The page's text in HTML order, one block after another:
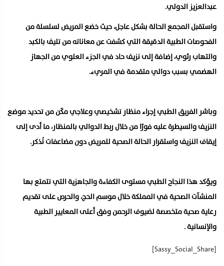
عبدالعزيز الدولي.
واستقبل المجمع الحالة بشكل عاجل، حيث خضع المريض لسلسلة من
الفحوصات الطبية الدقيقة التي كشفت عن معاناته من تليف بالكبد
والتهاب رئوي، إضافة إلى نزيف حاد في الجزء العلوي من الجهاز
الهضمي بسبب دوالي متقدمة في المريء.
وباشر الفريق الطبي إجراء منظار تشخيصي وعلاجي مكّن من تحديد موضع
النزيف والسيطرة عليه فورًا من خلال ربط الدوالي بالمنظار، ما أدى إلى
إيقاف النزيف واستقرار الحالة الصحية للمريض دون مضاعفات تُذكر.
ويؤكد هذا النجاح الطبي مستوى الكفاءة والجاهزية التي تتمتع بها
المنشآت الصحية في المملكة خلال موسم الحج، والحرص على تقديم
رعاية صحية متخصصة لضيوف الرحمن وفق أعلى المعايير الطبية
والإنسانية .
[Sassy_Social_Share]